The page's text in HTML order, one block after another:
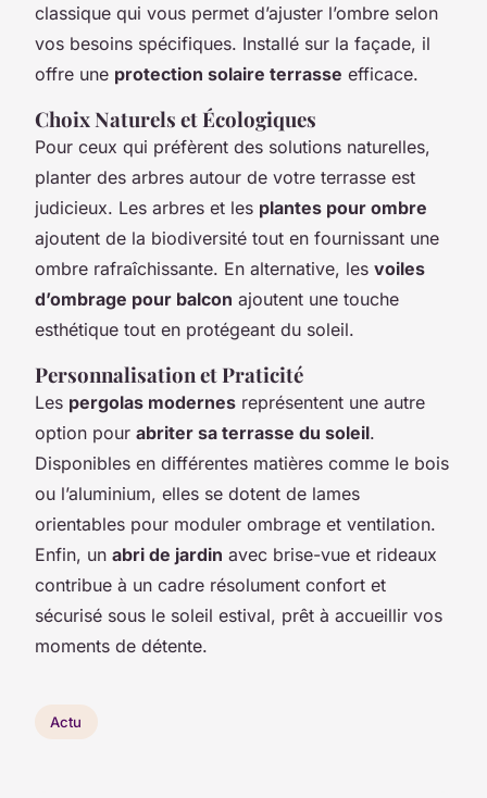
classique qui vous permet d’ajuster l’ombre selon
vos besoins spécifiques. Installé sur la façade, il
offre une protection solaire terrasse efficace.
Choix Naturels et Écologiques
Pour ceux qui préfèrent des solutions naturelles,
planter des arbres autour de votre terrasse est
judicieux. Les arbres et les plantes pour ombre
ajoutent de la biodiversité tout en fournissant une
ombre rafraîchissante. En alternative, les voiles
d’ombrage pour balcon ajoutent une touche
esthétique tout en protégeant du soleil.
Personnalisation et Praticité
Les pergolas modernes représentent une autre
option pour abriter sa terrasse du soleil.
Disponibles en différentes matières comme le bois
ou l’aluminium, elles se dotent de lames
orientables pour moduler ombrage et ventilation.
Enfin, un abri de jardin avec brise-vue et rideaux
contribue à un cadre résolument confort et
sécurisé sous le soleil estival, prêt à accueillir vos
moments de détente.
Actu